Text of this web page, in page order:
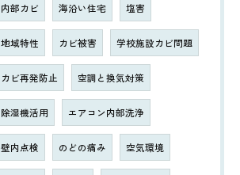
内部カビ 海沿い住宅 塩害
地域特性 カビ被害 学校施設カビ問題
カビ再発防止 空調と換気対策
除湿機活用 エアコン内部洗浄
壁内点検 のどの痛み 空気環境